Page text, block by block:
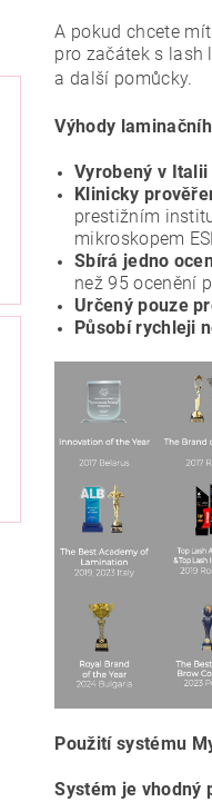
A pokud chcete
pro začátek s
a další pomůcky.
Výhody
Vyrobený v Italii
Klinicky
prestižním
mikroskopem
Sbírá jedno
než 95 ocenění
Určený pouze
Působí rychleji
Použití systému
Systém je vhodný